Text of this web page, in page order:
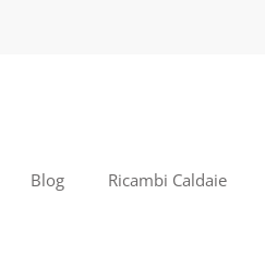
Blog Ricambi Caldaie